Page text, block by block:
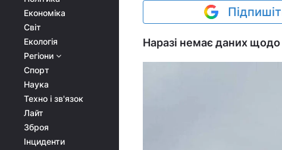
Економіка
Світ
Екологія
Регіони
Спорт
Наука
Техно і зв'язок
Лайт
Зброя
Інциденти
Наразі немає даних